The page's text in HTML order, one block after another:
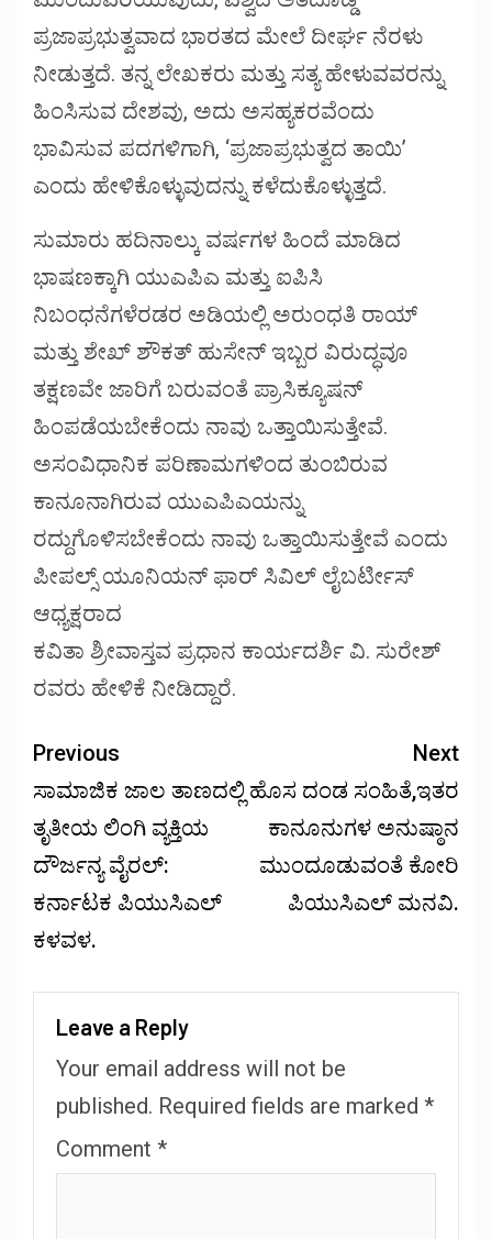
ಪ್ರಜಾಪ್ರಭುತ್ವವಾದ ಭಾರತದ ಮೇಲೆ ದೀರ್ಘ ನೆರಳು
ನೀಡುತ್ತದೆ. ತನ್ನ ಲೇಖಕರು ಮತ್ತು ಸತ್ಯ ಹೇಳುವವರನ್ನು
ಹಿಂಸಿಸುವ ದೇಶವು, ಅದು ಅಸಹ್ಯಕರವೆಂದು
ಭಾವಿಸುವ ಪದಗಳಿಗಾಗಿ, ‘ಪ್ರಜಾಪ್ರಭುತ್ವದ ತಾಯಿ’
ಎಂದು ಹೇಳಿಕೊಳ್ಳುವುದನ್ನು ಕಳೆದುಕೊಳ್ಳುತ್ತದೆ.
ಸುಮಾರು ಹದಿನಾಲ್ಕು ವರ್ಷಗಳ ಹಿಂದೆ ಮಾಡಿದ
ಭಾಷಣಕ್ಕಾಗಿ ಯುಎಪಿಎ ಮತ್ತು ಐಪಿಸಿ
ನಿಬಂಧನೆಗಳೆರಡರ ಅಡಿಯಲ್ಲಿ ಅರುಂಧತಿ ರಾಯ್
ಮತ್ತು ಶೇಖ್ ಶೌಕತ್ ಹುಸೇನ್ ಇಬ್ಬರ ವಿರುದ್ಧವೂ
ತಕ್ಷಣವೇ ಜಾರಿಗೆ ಬರುವಂತೆ ಪ್ರಾಸಿಕ್ಯೂಷನ್
ಹಿಂಪಡೆಯಬೇಕೆಂದು ನಾವು ಒತ್ತಾಯಿಸುತ್ತೇವೆ.
ಅಸಂವಿಧಾನಿಕ ಪರಿಣಾಮಗಳಿಂದ ತುಂಬಿರುವ
ಕಾನೂನಾಗಿರುವ ಯುಎಪಿಎಯನ್ನು
ರದ್ದುಗೊಳಿಸಬೇಕೆಂದು ನಾವು ಒತ್ತಾಯಿಸುತ್ತೇವೆ ಎಂದು
ಪೀಪಲ್ಸ್ ಯೂನಿಯನ್ ಫಾರ್ ಸಿವಿಲ್ ಲೈಬರ್ಟೀಸ್
ಆಧ್ಯಕ್ಷರಾದ
ಕವಿತಾ ಶ್ರೀವಾಸ್ತವ ಪ್ರಧಾನ ಕಾರ್ಯದರ್ಶಿ ವಿ. ಸುರೇಶ್
ರವರು ಹೇಳಿಕೆ ನೀಡಿದ್ದಾರೆ.
Previous
ಸಾಮಾಜಿಕ ಜಾಲ ತಾಣದಲ್ಲಿ
ತೃತೀಯ ಲಿಂಗಿ ವ್ಯಕ್ತಿಯ
ದೌರ್ಜನ್ಯ ವೈರಲ್:
ಕರ್ನಾಟಕ ಪಿಯುಸಿಎಲ್
ಕಳವಳ.
Next
ಹೊಸ ದಂಡ ಸಂಹಿತೆ,ಇತರ
ಕಾನೂನುಗಳ ಅನುಷ್ಠಾನ
ಮುಂದೂಡುವಂತೆ ಕೋರಿ
ಪಿಯುಸಿಎಲ್ ಮನವಿ.
Leave a Reply
Your email address will not be
published. Required fields are marked *
Comment *